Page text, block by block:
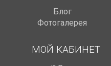
Блог
Фотогалерея
МОЙ КАБИНЕТ